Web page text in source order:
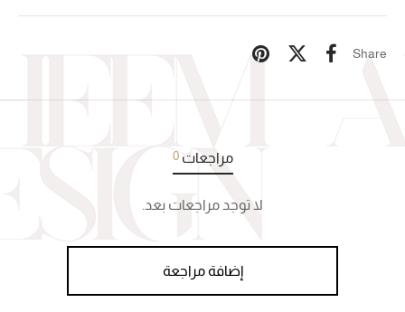
Share
مراجعات0
لا توجد مراجعات بعد.
إضافة مراجعة